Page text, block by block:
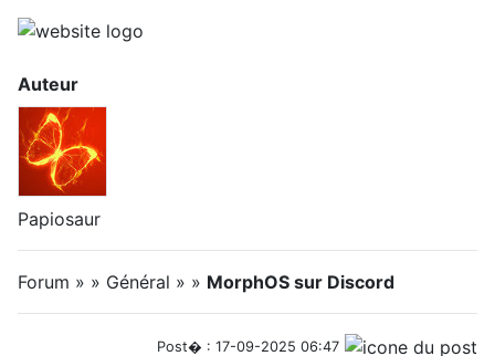
Auteur
Papiosaur
Forum » » Général » » MorphOS sur Discord
Post� : 17-09-2025 06:47